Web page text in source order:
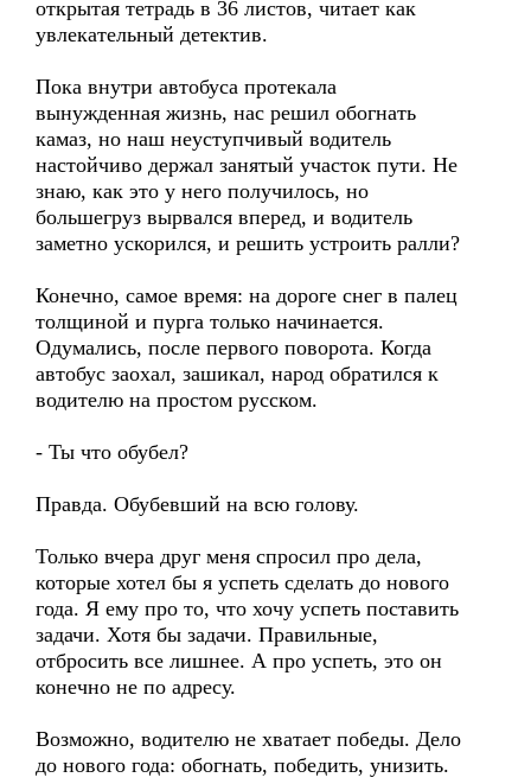
открытая тетрадь в 36 листов, читает как
увлекательный детектив.
Пока внутри автобуса протекала
вынужденная жизнь, нас решил обогнать
камаз, но наш неуступчивый водитель
настойчиво держал занятый участок пути. Не
знаю, как это у него получилось, но
большегруз вырвался вперед, и водитель
заметно ускорился, и решить устроить ралли?
Конечно, самое время: на дороге снег в палец
толщиной и пурга только начинается.
Одумались, после первого поворота. Когда
автобус заохал, зашикал, народ обратился к
водителю на простом русском.
- Ты что обубел?
Правда. Обубевший на всю голову.
Только вчера друг меня спросил про дела,
которые хотел бы я успеть сделать до нового
года. Я ему про то, что хочу успеть поставить
задачи. Хотя бы задачи. Правильные,
отбросить все лишнее. А про успеть, это он
конечно не по адресу.
Возможно, водителю не хватает победы. Дело
до нового года: обогнать, победить, унизить.